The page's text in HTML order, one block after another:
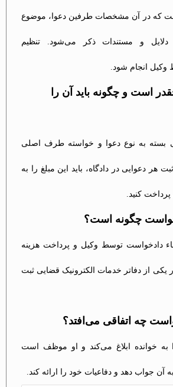
که در آن مشخصات طرفین دعوا، موضوع
دلایل و مستندات ذکر می‌شود. تنظیم
وکیل انجام شود.
است و چگونه باید آن را
بسته به نوع دعوا و خواسته طرف اصلی
هر دعوایی در دادگاه، باید این مبلغ را به
کنید.
چگونه است؟
دادخواست توسط وکیل و پرداخت هزینه
یکی از دفاتر خدمات الکترونیک قضایی ثبت
چه اتفاقی می‌افتد؟
به خوانده ابلاغ می‌کند و او موظف است
جواب دهد و دفاعیات خود را ارائه کند.